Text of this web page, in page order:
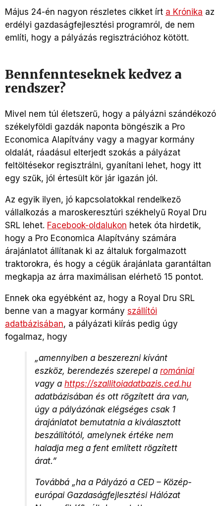
Május 24-én nagyon részletes cikket írt a Krónika az
erdélyi gazdaságfejlesztési programról, de nem
említi, hogy a pályázás regisztrációhoz kötött.
Bennfennteseknek kedvez a
rendszer?
Mivel nem túl életszerű, hogy a pályázni szándékozó
székelyföldi gazdák naponta böngészik a Pro
Economica Alapítvány vagy a magyar kormány
oldalát, ráadásul elterjedt szokás a pályázat
feltöltésekor regisztrálni, gyanítani lehet, hogy itt
egy szűk, jól értesült kör jár igazán jól.
Az egyik ilyen, jó kapcsolatokkal rendelkező
vállalkozás a maroskeresztúri székhelyű Royal Dru
SRL lehet. Facebook-oldalukon hetek óta hirdetik,
hogy a Pro Economica Alapítvány számára
árajánlatot állítanak ki az általuk forgalmazott
traktorokra, és hogy a cégük árajánlata garantáltan
megkapja az árra maximálisan elérhető 15 pontot.
Ennek oka egyébként az, hogy a Royal Dru SRL
benne van a magyar kormány szállítói
adatbázisában, a pályázati kiírás pedig úgy
fogalmaz, hogy
„amennyiben a beszerezni kívánt
eszköz, berendezés szerepel a romániai
vagy a https://szallitoiadatbazis.ced.hu
adatbázisában és ott rögzített ára van,
úgy a pályázónak elégséges csak 1
árajánlatot bemutatnia a kiválasztott
beszállítótól, amelynek értéke nem
haladja meg a fent említett rögzített
árat.”
Továbbá „ha a Pályázó a CED – Közép-
európai Gazdaságfejlesztési Hálózat